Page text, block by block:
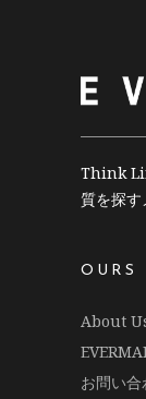
Think
質を探す
OURS
About
お問い合